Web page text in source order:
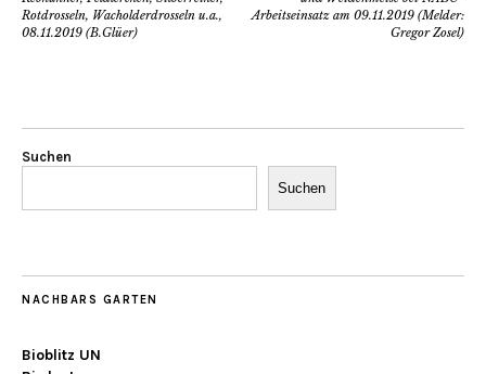
Rotdrosseln, Wacholderdrosseln u.a.,
08.11.2019 (B.Glüer)
Arbeitseinsatz am 09.11.2019 (Melder:
Gregor Zosel)
Suchen
Suchen
NACHBARS GARTEN
Bioblitz UN